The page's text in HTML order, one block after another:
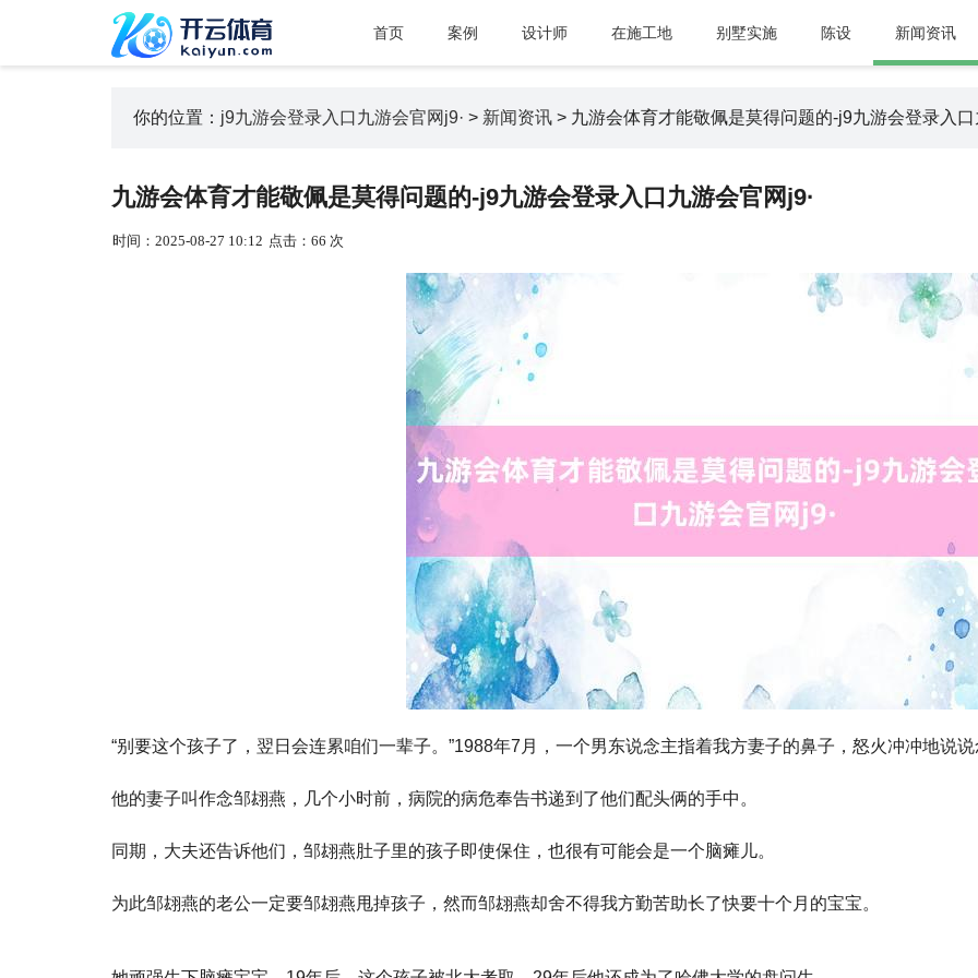
首页 案例 设计师 在施工地 别墅实施 陈设 新闻资讯
你的位置： j9九游会登录入口九游会官网j9· > 新闻资讯 > 九游会体育才能敬佩是莫得问题的-j9九游会登录入口
九游会体育才能敬佩是莫得问题的-j9九游会登录入口九游会官网j9·
时间：2025-08-27 10:12 点击：66 次
“别要这个孩子了，翌日会连累咱们一辈子。”1988年7月，一个男东说念主指着我方妻子的鼻子，怒火冲冲地说
他的妻子叫作念邹翃燕，几个小时前，病院的病危奉告书递到了他们配头俩的手中。
同期，大夫还告诉他们，邹翃燕肚子里的孩子即使保住，也很有可能会是一个脑瘫儿。
为此邹翃燕的老公一定要邹翃燕甩掉孩子，然而邹翃燕却舍不得我方勤苦助长了快要十个月的宝宝。